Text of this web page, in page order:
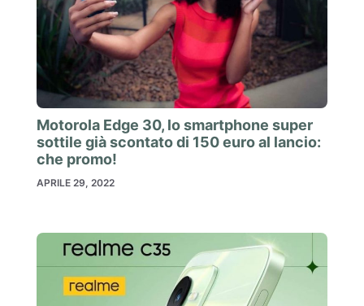
Motorola Edge 30, lo smartphone super
sottile già scontato di 150 euro al lancio:
che promo!
APRILE 29, 2022